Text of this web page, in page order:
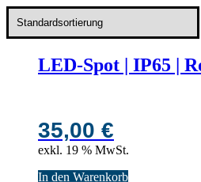
LED-Spot | IP65 |
35,00 €
exkl. 19 % MwSt.
In den Warenkorb